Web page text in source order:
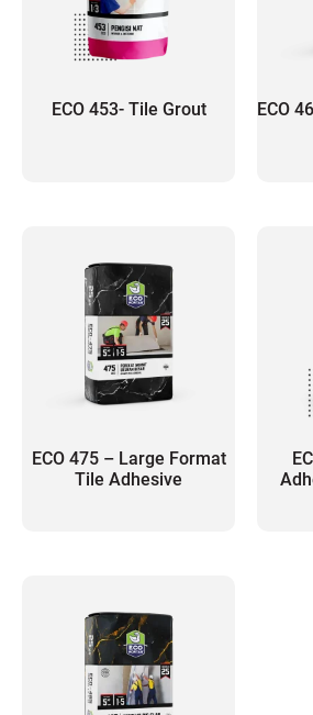
ECO 453- Tile Grout
ECO
ECO 475 – Large Format
Tile Adhesive